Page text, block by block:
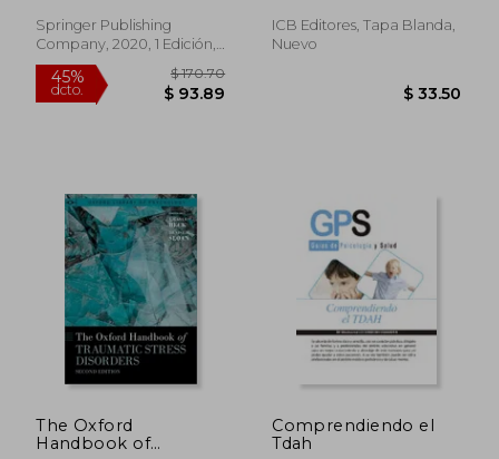
45% $ 458.25 $
Inglés)
Springer Publishing
Company, 2020, 1 Edición,
Tapa Blanda, Nuevo
ICB Editores, Tapa Blanda,
Nuevo
The Oxford
Handbook of
Comprendiendo el
Tdah